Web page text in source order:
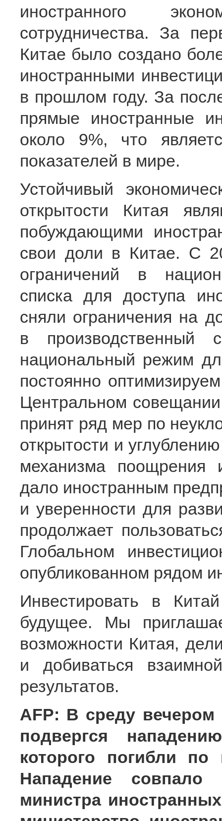
иностранного
сотрудничества. За
Китае было создано
иностранными
в прошлом году. За
прямые иностранные
около 9%, что
показателей в мире.
Устойчивый
открытости Китая
побуждающими
свои доли в Китае. С
ограничений в
списка для доступа
сняли ограничения на
в производственный
национальный режим
постоянно
Центральном
принят ряд мер по
открытости и
механизма поощрения
дало иностранным
и уверенности для
продолжает
Глобальном
опубликованном рядом
Инвестировать в
будущее. Мы
возможности Китая,
и добиваться
результатов.
AFP: В среду вечером
подвергся
которого погибли
Нападение
министра